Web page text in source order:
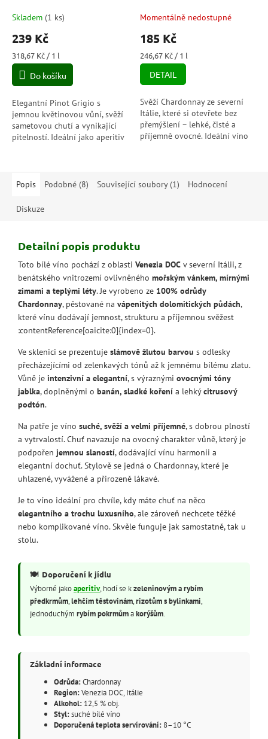
Skladem (1 ks)
239 Kč
Měrná
cena:
318,67 Kč / 1 l
Do košíku
Elegantní Pinot Grigio s
jemnou květinovou vůní, svěží
sametovou chutí a vynikající
pitelností. Ideální jako aperitiv
Momentálně nedostupné
185 Kč
Měrná
cena:
246,67 Kč / 1 l
DETAIL
Svěží Chardonnay ze severní
Itálie, které si otevřete bez
přemýšlení – lehké, čisté a
příjemně ovocné. Ideální víno
Popis Podobné (8) Související soubory (1) Hodnocení
Diskuze
Detailní popis produktu
Toto bílé víno pochází z oblasti Venezia DOC v severní Itálii, z
benátského vnitrozemí ovlivněného mořským vánkem, mírnými
zimami a teplými léty. Je vyrobeno ze 100% odrůdy
Chardonnay, pěstované na vápenitých dolomitických půdách,
které vínu dodávají jemnost, strukturu a příjemnou svěžest
:contentReference[oaicite:0]{index=0}.
Ve sklenici se prezentuje slámově žlutou barvou s odlesky
přecházejícími od zelenkavých tónů až k jemnému bílému zlatu.
Vůně je intenzivní a elegantní, s výraznými ovocnými tóny
jablka, doplněnými o banán, sladké koření a lehkýcitrusový
podtón.
Na patře je víno suché, svěží a velmi příjemné, s dobrou plností
a vytrvalostí. Chuť navazuje na ovocný charakter vůně, který je
podpořen jemnou slaností, dodávající vínu harmonii a
elegantní dochuť. Stylově se jedná o Chardonnay, které je
uhlazené, vyvážené a přirozeně lákavé.
Je to víno ideální pro chvíle, kdy máte chuť na něco
elegantního a trochu luxusního, ale zároveň nechcete těžké
nebo komplikované víno. Skvěle funguje jak samostatně, tak u
stolu.
🍽️ Doporučení k jídlu
Výborné jakoaperitiv, hodí se kzeleninovým a rybím
předkrmům,lehčím těstovinám,rizotům s bylinkami,
jednoduchým rybím pokrmůmakorýšům.
Základní informace
Odrůda:Chardonnay
Region:Venezia DOC, Itálie
Alkohol:12,5 % obj.
Styl:suché bílé víno
Doporučená teplota servírování:8–10 °C